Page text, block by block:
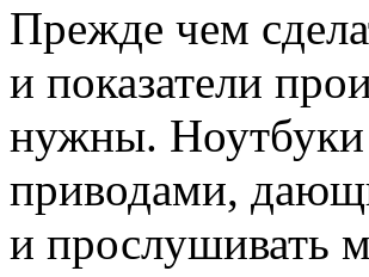
Прежде чем
и показатели
нужны.
приводами,
и прослушивать